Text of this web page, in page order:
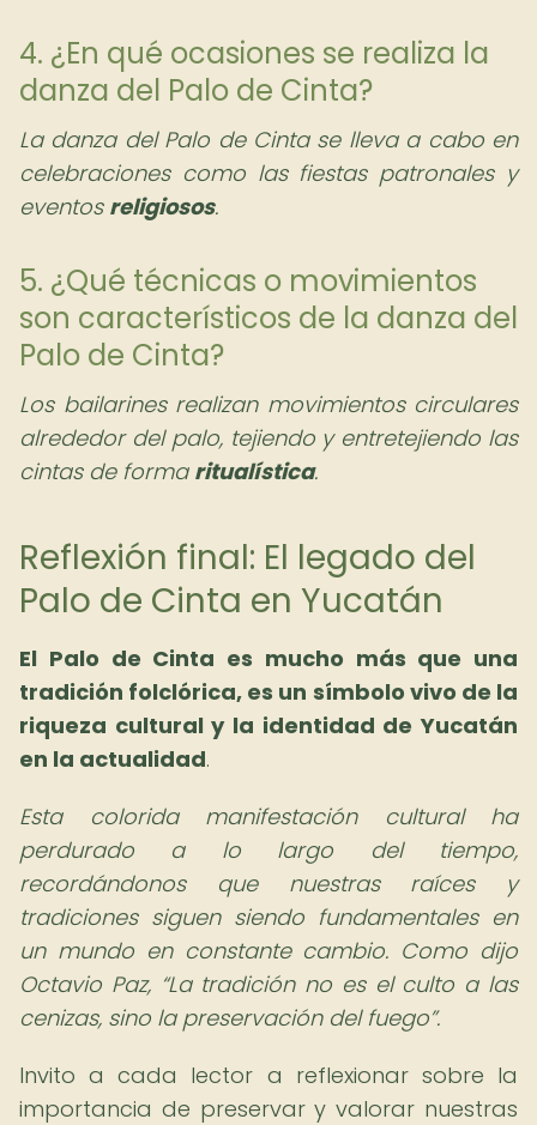
4. ¿En qué ocasiones se realiza la
danza del Palo de Cinta?
La danza del Palo de Cinta se lleva a cabo en
celebraciones como las fiestas patronales y
eventos religiosos.
5. ¿Qué técnicas o movimientos
son característicos de la danza del
Palo de Cinta?
Los bailarines realizan movimientos circulares
alrededor del palo, tejiendo y entretejiendo las
cintas de forma ritualística.
Reflexión final: El legado del
Palo de Cinta en Yucatán
El Palo de Cinta es mucho más que una
tradición folclórica, es un símbolo vivo de la
riqueza cultural y la identidad de Yucatán
en la actualidad.
Esta colorida manifestación cultural ha
perdurado a lo largo del tiempo,
recordándonos que nuestras raíces y
tradiciones siguen siendo fundamentales en
un mundo en constante cambio. Como dijo
Octavio Paz, La tradición no es el culto a las
cenizas, sino la preservación del fuego .
Invito a cada lector a reflexionar sobre la
importancia de preservar y valorar nuestras